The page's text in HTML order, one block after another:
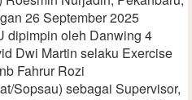
26 September 2025
dipimpin oleh Danwing 4
Dwi Martin selaku Exercise
Fahrur Rozi
Sopsau) sebagai Supervisor,